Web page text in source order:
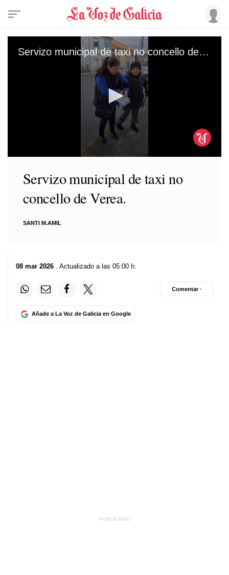
Servizo municipal de taxi no concello de Verea.
Servizo municipal de taxi no
concello de Verea.
SANTI M.AMIL
08 mar 2026 . Actualizado a las 05:00 h.
Añade a La Voz de Galicia en Google
Comentar ·